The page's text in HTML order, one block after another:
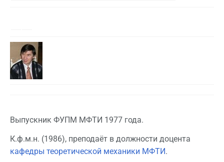
Выпускник ФУПМ МФТИ 1977 года.
К.ф.м.н. (1986), преподаёт в должности доцента
кафедры теоретической механики МФТИ.